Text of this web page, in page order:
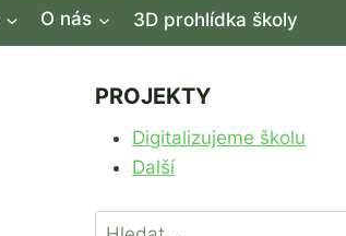
O nás 3D prohlídka školy
PROJEKTY
Digitalizujeme školu
Další
Vyhledávání